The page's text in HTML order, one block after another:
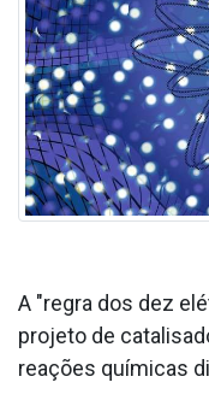
A "regra dos dez
projeto de
reações químicas